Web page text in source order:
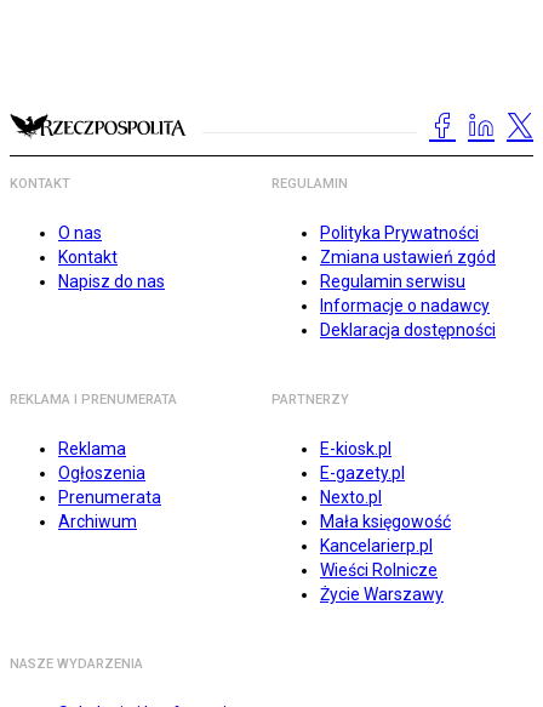
KONTAKT
O nas
Kontakt
Napisz do nas
REGULAMIN
Polityka Prywatności
Zmiana ustawień zgód
Regulamin serwisu
Informacje o nadawcy
Deklaracja dostępności
REKLAMA I PRENUMERATA
Reklama
Ogłoszenia
Prenumerata
Archiwum
PARTNERZY
E-kiosk.pl
E-gazety.pl
Nexto.pl
Mała księgowość
Kancelarierp.pl
Wieści Rolnicze
Życie Warszawy
NASZE WYDARZENIA